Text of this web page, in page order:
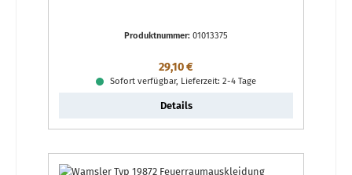
Produktnummer: 01013375
Regulärer Preis:
29,10 €
Sofort verfügbar, Lieferzeit: 2-4 Tage
Details